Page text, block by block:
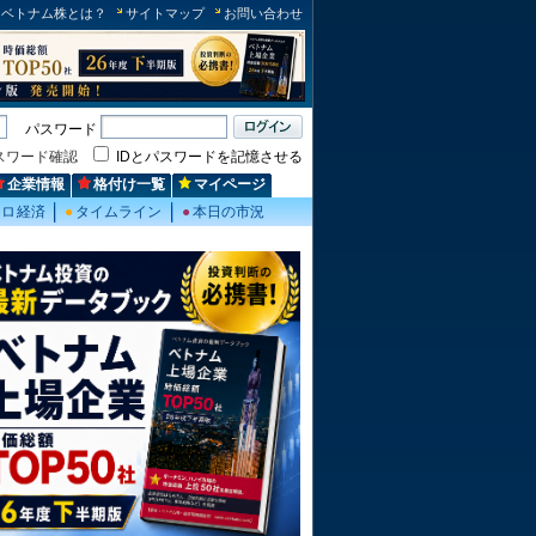
ベトナム株とは？ サイトマップ お問い合わせ
パスワード
ワード確認
IDとパスワードを記憶させる
企業情報
格付け一覧
マイページ
経済
● タイムライン ●本日の市況